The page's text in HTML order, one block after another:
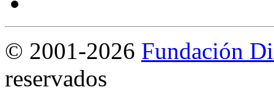
© 2001-2026 Fundación
reservados